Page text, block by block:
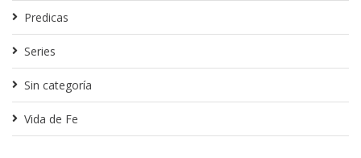
Predicas
Series
Sin categoría
Vida de Fe